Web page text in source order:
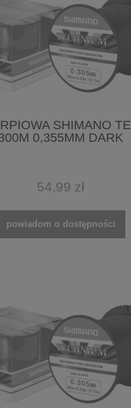
SHIMANO
0,355MM DARK
54,99 zł
powiadom o dostępności